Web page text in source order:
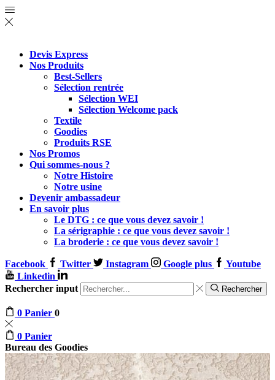
Devis Express
Nos Produits
Best-Sellers
Sélection rentrée
Sélection WEI
Sélection Welcome pack
Textile
Goodies
Produits RSE
Nos Promos
Qui sommes-nous ?
Notre Histoire
Notre usine
Devenir ambassadeur
En savoir plus
Le DTG : ce que vous devez savoir !
La sérigraphie : ce que vous devez savoir !
La broderie : ce que vous devez savoir !
Facebook Twitter Instagram Google plus
Youtube
Linkedin
Rechercher input
Rechercher
0 Panier 0
0 Panier
Bureau des Goodies